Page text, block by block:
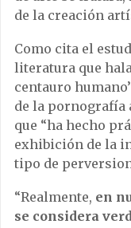
de la creación
Como cita el
literatura que
centauro
de la pornografía
que “ha hecho
exhibición de la
tipo de
“Realmente, en
se considera